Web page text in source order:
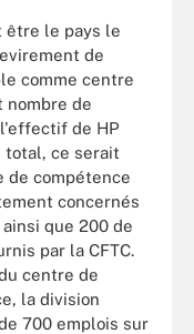
être le pays le
de
comme centre
nombre de
de HP
total, ce serait
de compétence
concernés
que 200 de
par la CFTC.
centre de
la division
700 emplois sur